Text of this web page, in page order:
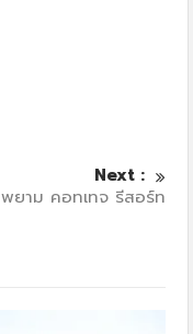
Next :
พยาม คอทเทจ รีสอร์ท